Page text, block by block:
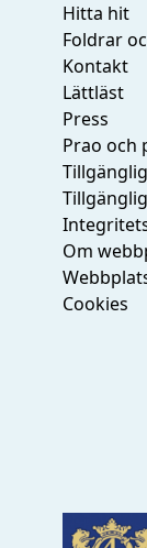
Hitta hit
Foldrar
Kontakt
Lättläst
Press
Prao och
Om
Cookies